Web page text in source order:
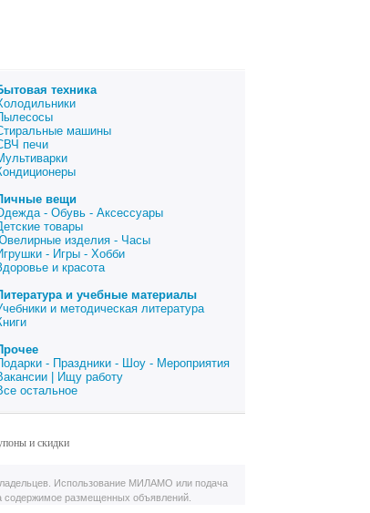
техника
машины
печи
вещи
- Обувь - Аксессуары
товары
изделия - Часы
- Игры - Хобби
и красота
и учебные материалы
и методическая литература
- Праздники - Шоу - Мероприятия
| Ищу работу
остальное
и скидки
Использование МИЛАМО или подача
содержимое размещенных объявлений.